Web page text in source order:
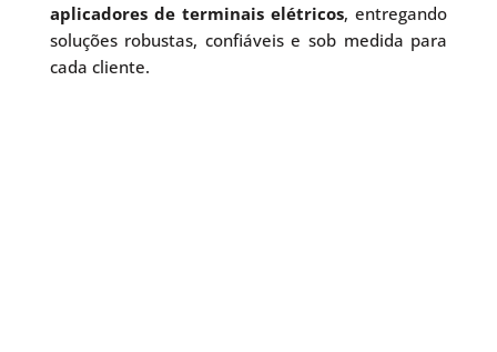
aplicadores de terminais elétricos, entregando
soluções robustas, confiáveis e sob medida para
cada cliente.